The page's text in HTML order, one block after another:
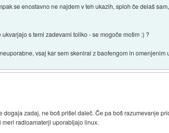
se enostavno ne najdem v teh ukazih, sploh če delaš
s temi zadevami toliko - se mogoče motim :) ?
vsaj kar sem skeniral z baofengom in omenjenim
zadaj, ne boš prišel daleč. Če pa boš razumevanje
radioamaterji uporabljajo linux.